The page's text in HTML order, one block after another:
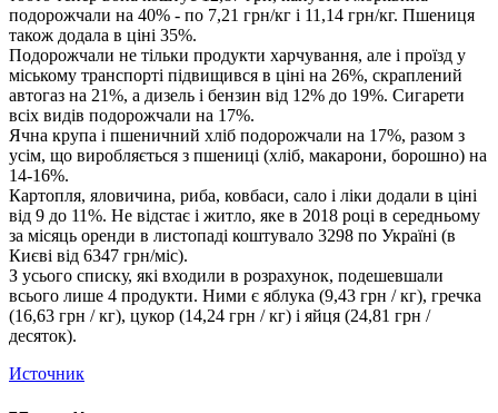
подорожчали на 40% - по 7,21 грн/кг і 11,14 грн/кг. Пшениця
також додала в ціні 35%.
Подорожчали не тільки продукти харчування, але і проїзд у
міському транспорті підвищився в ціні на 26%, скраплений
автогаз на 21%, а дизель і бензин від 12% до 19%. Сигарети
всіх видів подорожчали на 17%.
Ячна крупа і пшеничний хліб подорожчали на 17%, разом з
усім, що виробляється з пшениці (хліб, макарони, борошно) на
14-16%.
Картопля, яловичина, риба, ковбаси, сало і ліки додали в ціні
від 9 до 11%. Не відстає і житло, яке в 2018 році в середньому
за місяць оренди в листопаді коштувало 3298 по Україні (в
Києві від 6347 грн/міс).
З усього списку, які входили в розрахунок, подешевшали
всього лише 4 продукти. Ними є яблука (9,43 грн / кг), гречка
(16,63 грн / кг), цукор (14,24 грн / кг) і яйця (24,81 грн /
десяток).
Источник